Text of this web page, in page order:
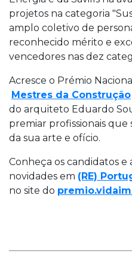
projetos na categoria
amplo coletivo de
reconhecido mérito e
vencedores nas dez
Acresce o Prémio
Mestres da Construção
do arquiteto Eduardo
premiar profissionais que
da sua arte e ofício.
Conheça os candidatos e
novidades em (RE)
no site do